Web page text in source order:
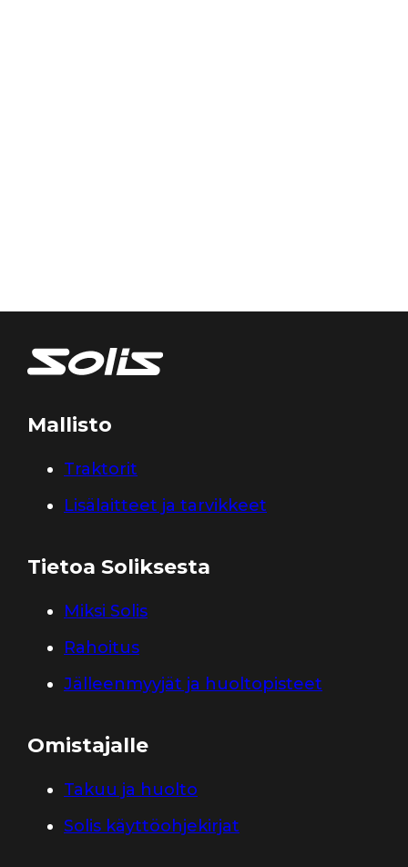
Mallisto
Traktorit
Lisälaitteet ja tarvikkeet
Tietoa Soliksesta
Miksi Solis
Rahoitus
Jälleenmyyjät ja huoltopisteet
Omistajalle
Takuu ja huolto
Solis käyttöohjekirjat